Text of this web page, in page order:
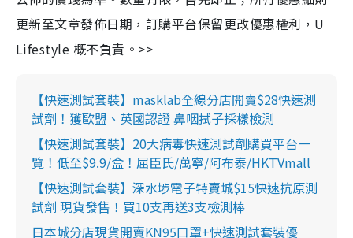
更新至文章發佈日期，訂購平台保留更改優惠權利，U
Lifestyle 概不負責。>>
【快速測試套裝】masklab全線分店開賣$28快速測
試劑！獲歐盟、英國認證 鼻咽拭子採樣檢測
【快速測試套裝】20大病毒快速測試劑購買平台一
覽！低至$9.9/盒！屈臣氏/萬寧/阿布泰/HKTVmall
【快速測試套裝】深水埗電子特賣城$15快速抗原測
試劑 現貨發售！買10支再送3支檢測棒
日本城分店現貨開賣KN95口罩+快速測試套裝優